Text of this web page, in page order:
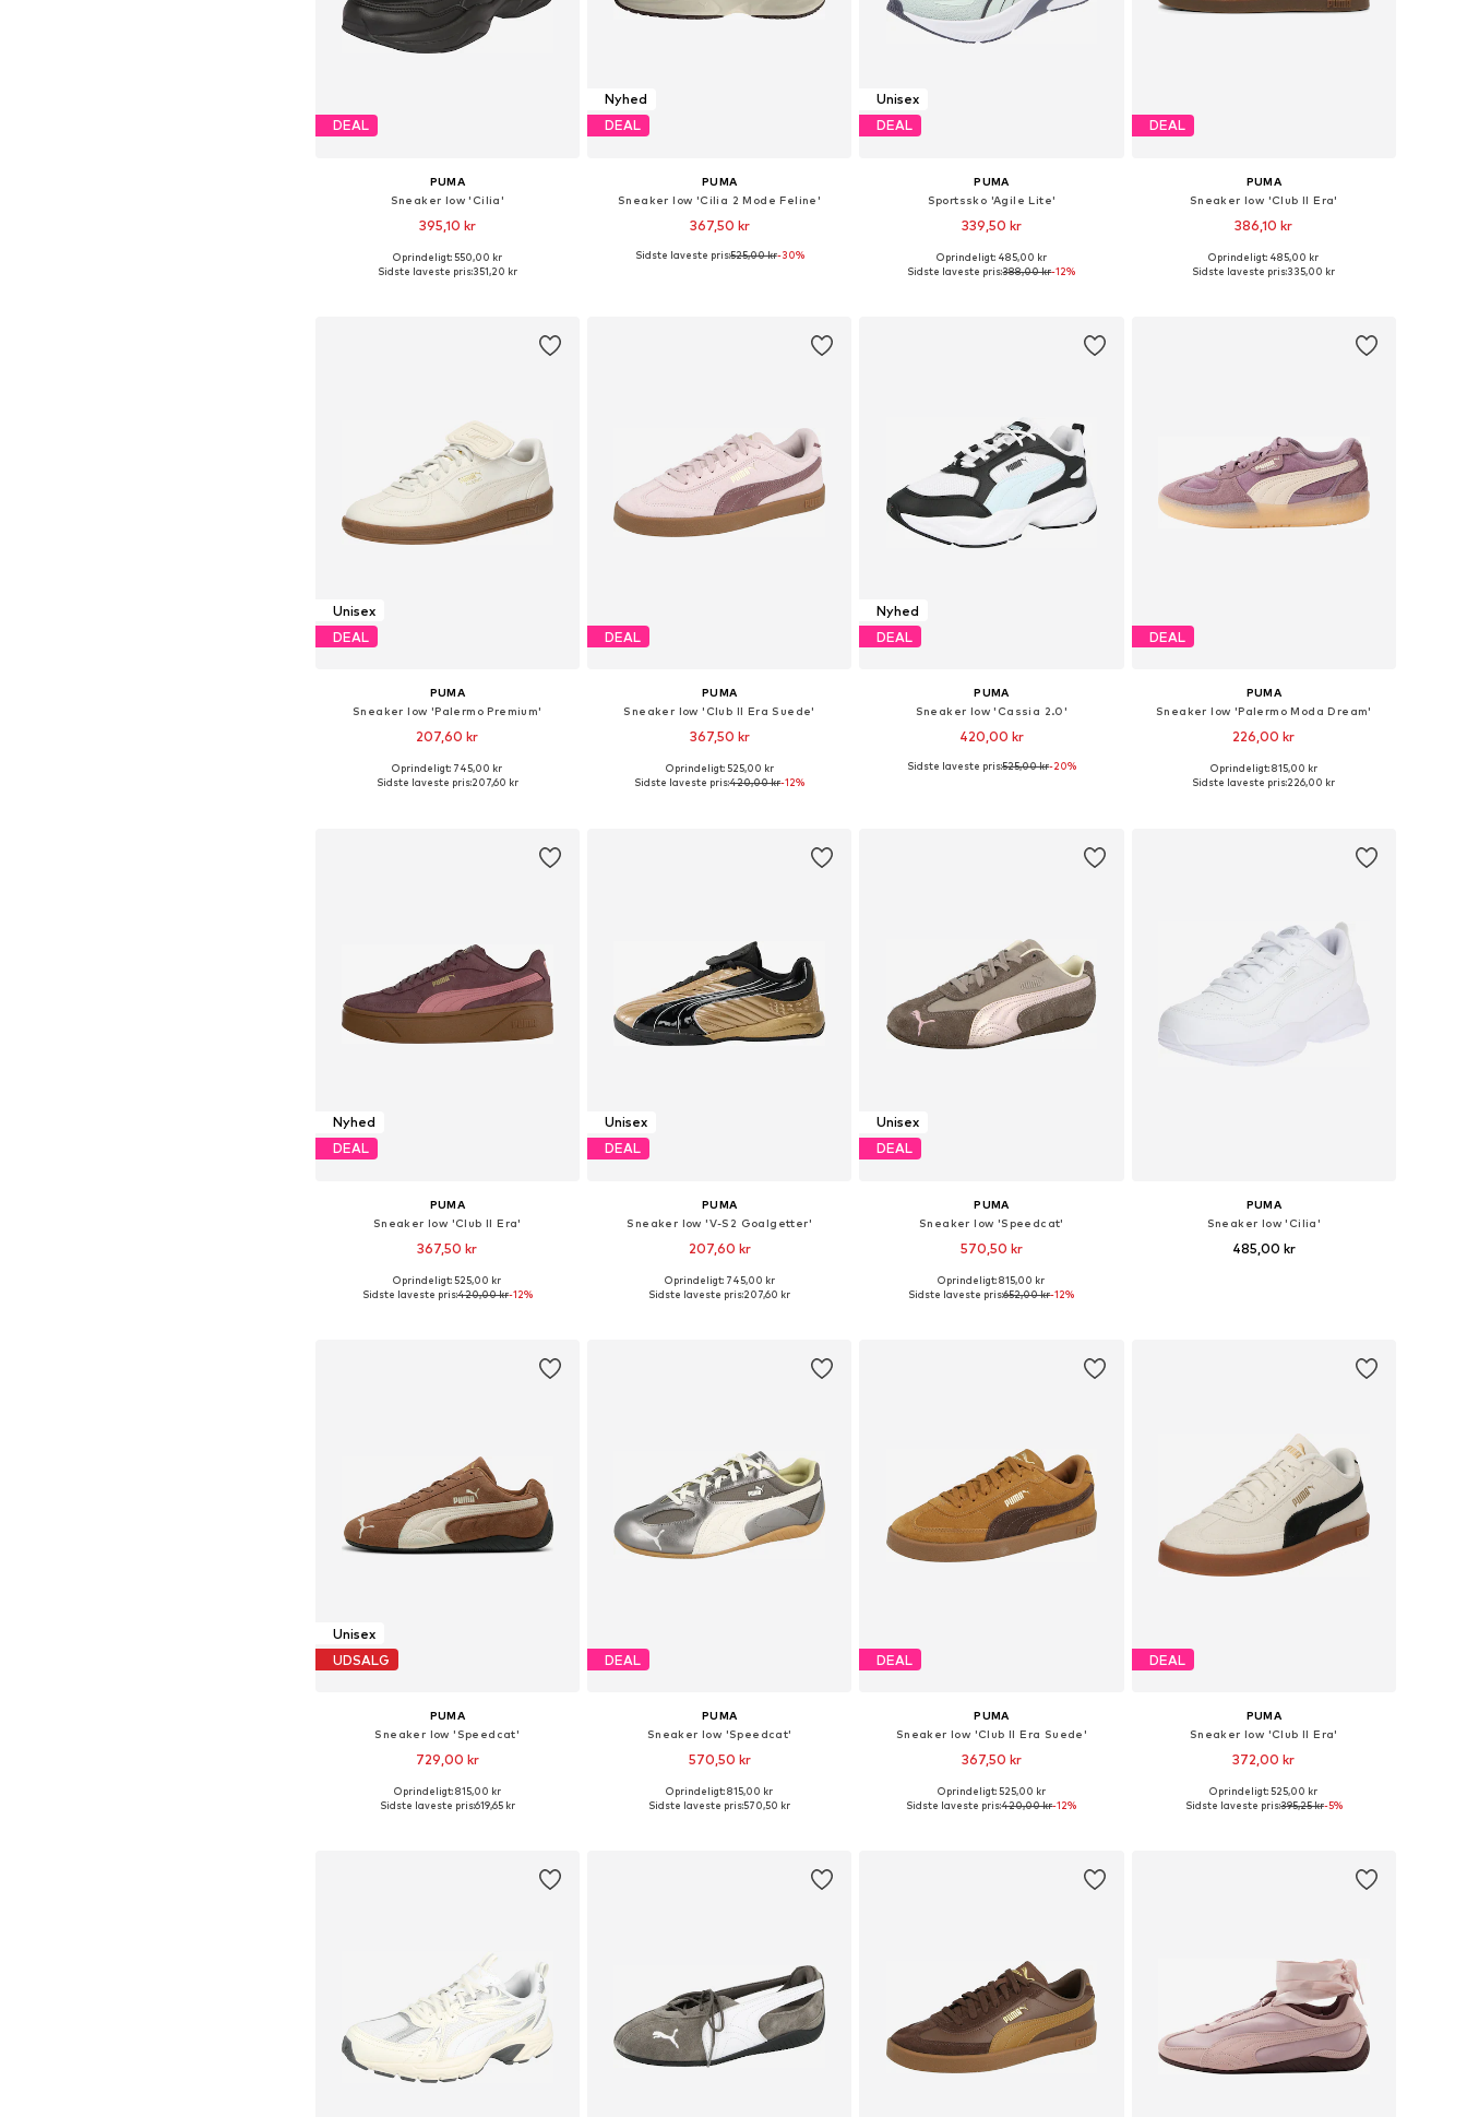
DEAL
PUMA
Sneaker low 'Cilia'
395,10 kr
Fås i mange størrelser
Oprindeligt: 550,00 kr
Sidste laveste pris:351,20 kr
Nyhed
DEAL
PUMA
Sneaker low 'Cilia 2 Mode Feline'
367,50 kr
Fås i mange størrelser
Sidste laveste pris:525,00 kr-30%
Unisex
DEAL
PUMA
Sportssko 'Agile Lite'
339,50 kr
Fås i mange størrelser
Oprindeligt: 485,00 kr
Sidste laveste pris:388,00 kr-12%
DEAL
PUMA
Sneaker low 'Club II Era'
386,10 kr
+2
Fås i mange størrelser
Oprindeligt: 485,00 kr
Sidste laveste pris:335,00 kr
Unisex
DEAL
PUMA
Sneaker low 'Palermo Premium'
207,60 kr
Fås i mange størrelser
Oprindeligt: 745,00 kr
Sidste laveste pris:207,60 kr
DEAL
PUMA
Sneaker low 'Club II Era Suede'
367,50 kr
+1
Fås i mange størrelser
Oprindeligt: 525,00 kr
Sidste laveste pris:420,00 kr-12%
Nyhed
DEAL
PUMA
Sneaker low 'Cassia 2.0'
420,00 kr
Fås i mange størrelser
Sidste laveste pris:525,00 kr-20%
DEAL
PUMA
Sneaker low 'Palermo Moda Dream'
226,00 kr
Fås i mange størrelser
Oprindeligt: 815,00 kr
Sidste laveste pris:226,00 kr
Nyhed
DEAL
PUMA
Sneaker low 'Club II Era'
367,50 kr
Fås i mange størrelser
Oprindeligt: 525,00 kr
Sidste laveste pris:420,00 kr-12%
Unisex
DEAL
PUMA
Sneaker low 'V-S2 Goalgetter'
207,60 kr
Fås i mange størrelser
Oprindeligt: 745,00 kr
Sidste laveste pris:207,60 kr
Unisex
DEAL
PUMA
Sneaker low 'Speedcat'
570,50 kr
Fås i mange størrelser
Oprindeligt: 815,00 kr
Sidste laveste pris:652,00 kr-12%
PUMA
Sneaker low 'Cilia'
485,00 kr
Unisex
UDSALG
PUMA
Sneaker low 'Speedcat'
729,00 kr
+3
Fås i mange størrelser
Oprindeligt: 815,00 kr
Sidste laveste pris:619,65 kr
DEAL
PUMA
Sneaker low 'Speedcat'
570,50 kr
Fås i mange størrelser
Oprindeligt: 815,00 kr
Sidste laveste pris:570,50 kr
DEAL
PUMA
Sneaker low 'Club II Era Suede'
367,50 kr
+1
Fås i mange størrelser
Oprindeligt: 525,00 kr
Sidste laveste pris:420,00 kr-12%
DEAL
PUMA
Sneaker low 'Club II Era'
372,00 kr
+1
Fås i mange størrelser
Oprindeligt: 525,00 kr
Sidste laveste pris:395,25 kr-5%